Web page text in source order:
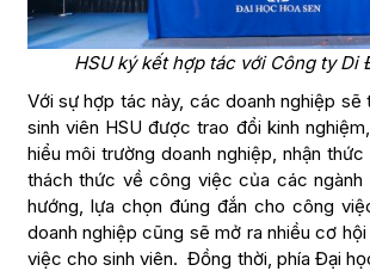
HSU ký kết hợp tác với Công ty Di
Với sự hợp tác này, các doanh nghiệp sẽ
sinh viên HSU được trao đổi kinh
hiểu môi trường doanh nghiệp, nhận thức
thách thức về công việc của các ngành
hướng, lựa chọn đúng đắn cho công
doanh nghiệp cũng sẽ mở ra nhiều cơ
việc cho sinh viên. Đồng thời, phía Đại